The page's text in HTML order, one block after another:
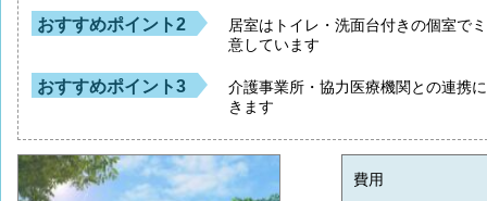
おすすめポイント2
居室はトイレ・洗面台付きの個室で
意しています
おすすめポイント3
介護事業所・協力医療機関との連携
きます
費用